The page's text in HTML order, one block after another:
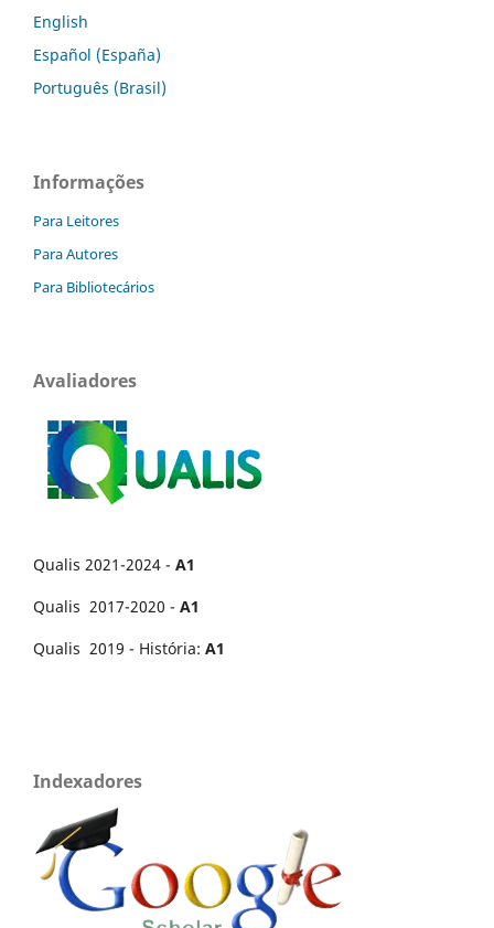
English
Español (España)
Português (Brasil)
Informações
Para Leitores
Para Autores
Para Bibliotecários
Avaliadores
Qualis 2021-2024 - A1
Qualis 2017-2020 - A1
Qualis 2019 - História: A1
Indexadores